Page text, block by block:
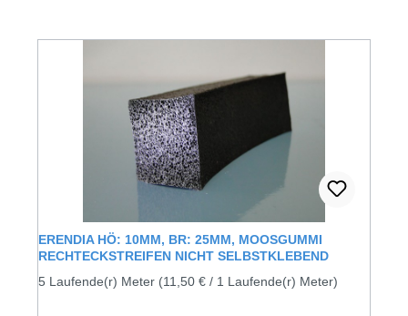
ERENDIA HÖ: 10MM, BR: 25MM, MOOSGUMMI
RECHTECKSTREIFEN NICHT SELBSTKLEBEND
5 Laufende(r) Meter (11,50 € / 1 Laufende(r) Meter)